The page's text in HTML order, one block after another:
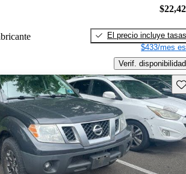
El precio incluye tasas
$433/mes
Verif. disponibilidad